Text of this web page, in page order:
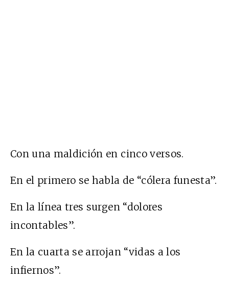
Con una maldición en cinco versos.
En el primero se habla de “cólera funesta”.
En la línea tres surgen “dolores
incontables”.
En la cuarta se arrojan “vidas a los
infiernos”.